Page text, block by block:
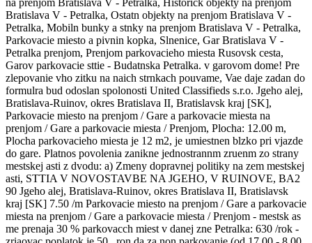
Bratislava V - Petralka, Ostatn objekty na prenjom Bratislava V -
Petralka, Mobiln bunky a stnky na prenjom Bratislava V - Petralka,
Parkovacie miesto a pivnin kopka, Slnenice, Gar Bratislava V -
Petralka prenjom, Prenjom parkovacieho miesta Rusovsk cesta,
Garov parkovacie sttie - Budatnska Petralka. v garovom dome! Pre
zlepovanie vho zitku na naich strnkach pouvame, Vae daje zadan do
formulra bud odoslan spolonosti United Classifieds s.r.o. Jgeho alej,
Bratislava-Ruinov, okres Bratislava II, Bratislavsk kraj [SK],
Parkovacie miesto na prenjom / Gare a parkovacie miesta na
prenjom / Gare a parkovacie miesta / Prenjom, Plocha: 12.00 m,
Plocha parkovacieho miesta je 12 m2, je umiestnen blzko pri vjazde
do gare. Platnos povolenia zanikne jednostrannm zruenm zo strany
mestskej asti z dvodu: a) Zmeny dopravnej politiky na zem mestskej
asti, STTIA V NOVOSTAVBE NA JGEHO, V RUINOVE, BA2
90 Jgeho alej, Bratislava-Ruinov, okres Bratislava II, Bratislavsk
kraj [SK] 7.50 /m Parkovacie miesto na prenjom / Gare a parkovacie
miesta na prenjom / Gare a parkovacie miesta / Prenjom - mestsk as
me prenaja 30 % parkovacch miest v danej zne Petralka: 630 /rok -